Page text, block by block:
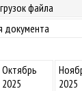
файла
документа
Октябрь
2025
2025